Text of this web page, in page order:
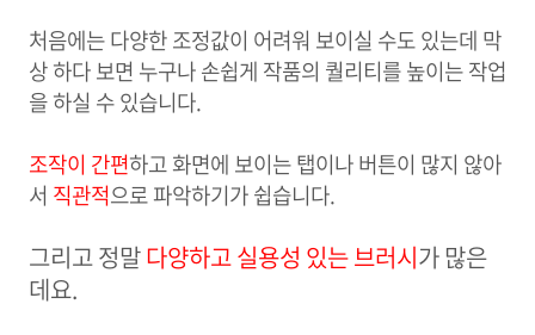
처음에는 다양한 조정값이 어려워 보이실 수도 있는데 막
상 하다 보면 누구나 손쉽게 작품의 퀄리티를 높이는 작업
을 하실 수 있습니다.
조작이 간편하고 화면에 보이는 탭이나 버튼이 많지 않아
서 직관적으로 파악하기가 쉽습니다.
그리고 정말다양하고 실용성 있는브러시가 많은
데요.